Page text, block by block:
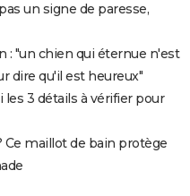
un signe de paresse,
: "un chien qui éternue n'est
dire qu'il est heureux"
3 détails à vérifier pour
Ce maillot de bain protège